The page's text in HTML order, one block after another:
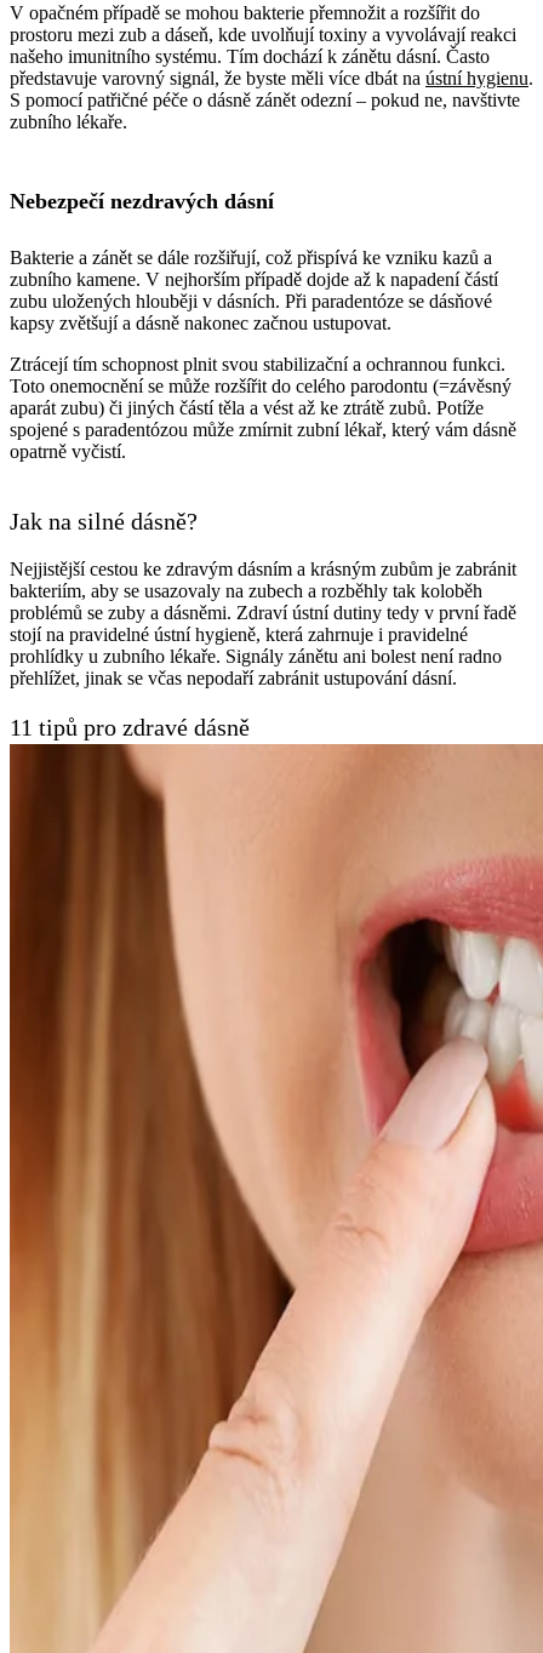
V opačném případě se mohou bakterie přemnožit a rozšířit do
prostoru mezi zub a dáseň, kde uvolňují toxiny a vyvolávají reakci
našeho imunitního systému. Tím dochází k zánětu dásní. Často
představuje varovný signál, že byste měli více dbát na ústní hygienu.
S pomocí patřičné péče o dásně zánět odezní – pokud ne, navštivte
zubního lékaře.
Nebezpečí nezdravých dásní
Bakterie a zánět se dále rozšiřují, což přispívá ke vzniku kazů a
zubního kamene. V nejhorším případě dojde až k napadení částí
zubu uložených hlouběji v dásních. Při paradentóze se dásňové
kapsy zvětšují a dásně nakonec začnou ustupovat.
Ztrácejí tím schopnost plnit svou stabilizační a ochrannou funkci.
Toto onemocnění se může rozšířit do celého parodontu (=závěsný
aparát zubu) či jiných částí těla a vést až ke ztrátě zubů. Potíže
spojené s paradentózou může zmírnit zubní lékař, který vám dásně
opatrně vyčistí.
Jak na silné dásně?
Nejjistější cestou ke zdravým dásním a krásným zubům je zabránit
bakteriím, aby se usazovaly na zubech a rozběhly tak koloběh
problémů se zuby a dásněmi. Zdraví ústní dutiny tedy v první řadě
stojí na pravidelné ústní hygieně, která zahrnuje i pravidelné
prohlídky u zubního lékaře. Signály zánětu ani bolest není radno
přehlížet, jinak se včas nepodaří zabránit ustupování dásní.
11 tipů pro zdravé dásně